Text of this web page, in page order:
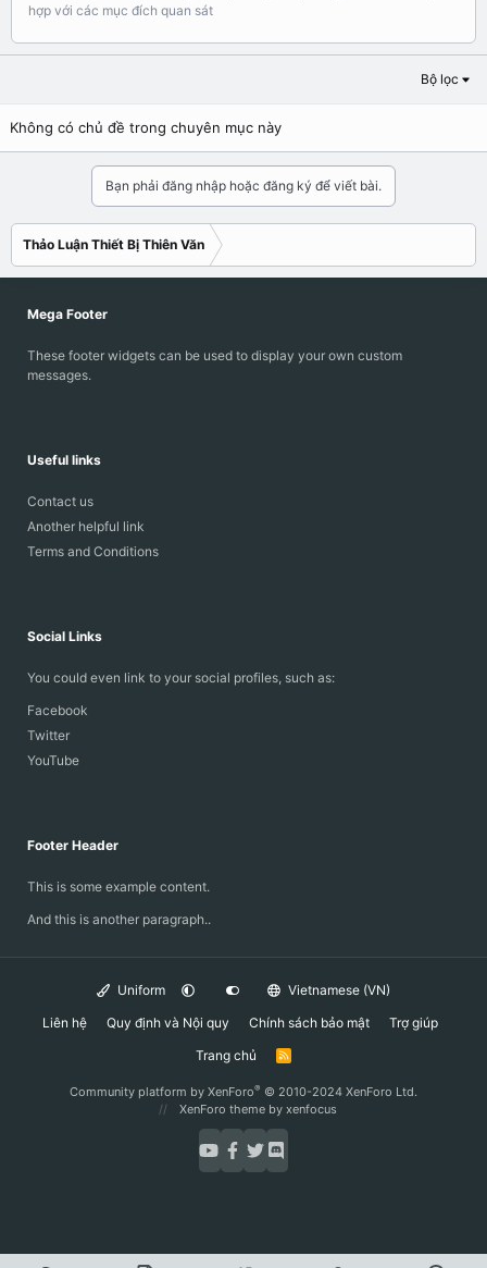
hợp với các mục đích quan sát
Bộ lọc
Không có chủ đề trong chuyên mục này
Bạn phải đăng nhập hoặc đăng ký để viết bài.
Thảo Luận Thiết Bị Thiên Văn
Mega Footer
These footer widgets can be used to display your own custom
messages.
Useful links
Contact us
Another helpful link
Terms and Conditions
Social Links
You could even link to your social profiles, such as:
Facebook
Twitter
YouTube
Footer Header
This is some example content.
And this is another paragraph..
Uniform
Vietnamese (VN)
Liên hệ
Quy định và Nội quy Chính sách bảo mật
Trợ giúp
Trang chủ
R
Community platform by XenForo® © 2010-2024 XenForo Ltd.
XenForo theme by xenfocus